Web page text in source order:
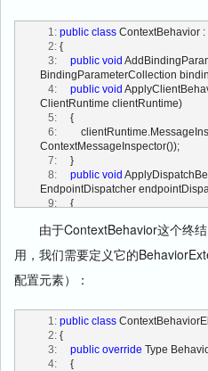
   1:
public class ContextBehavior
   2:
{
   3:
public void
BindingParameterCollection
   4:
public void
ClientRuntime clientRuntime)
   5:
     {
   6:
ContextMessageInspector());
   7:
     }
   8:
public void
EndpointDispatcher
   9:
     {
  11:
  12:
ContextCallContextInitializer());
  13:
         }
  15:
public void
  16:
}
由于ContextBehavior这个终结
用，我们需要定义它的
配置元素）：
   1:
public class
   2:
{
   3:
public override Type
   4:
     {